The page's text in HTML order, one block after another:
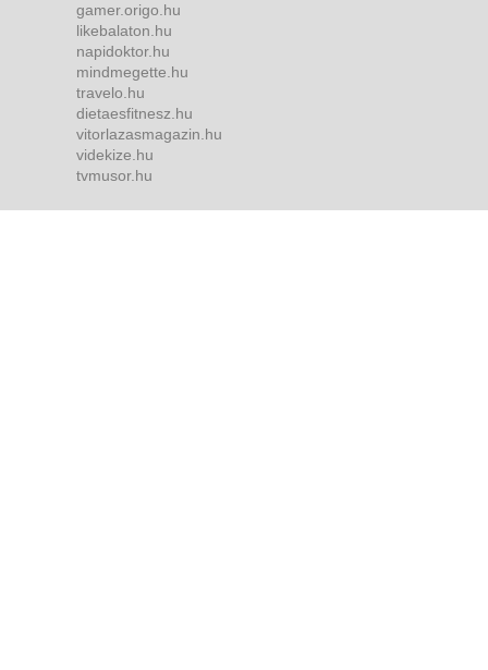
gamer.origo.hu
likebalaton.hu
napidoktor.hu
mindmegette.hu
travelo.hu
dietaesfitnesz.hu
vitorlazasmagazin.hu
videkize.hu
tvmusor.hu